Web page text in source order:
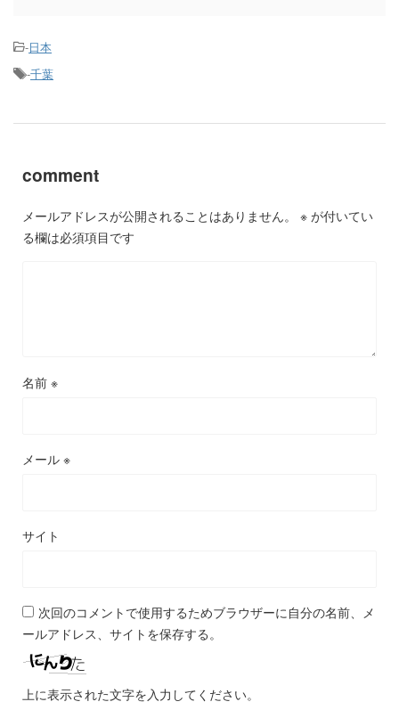
-日本
-千葉
comment
メールアドレスが公開されることはありません。 ※ が付いてい
る欄は必須項目です
名前 ※
メール ※
サイト
次回のコメントで使用するためブラウザーに自分の名前、メ
ールアドレス、サイトを保存する。
上に表示された文字を入力してください。